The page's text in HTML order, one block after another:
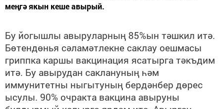
меңгә якын кеше авырый.
Бу йогышлы авыруларның 85%ын тәшкил итә.
Бөтендөнья сәламәтлекне саклау оешмасы
гриппка каршы вакцинация ясатырга тәкъдим
итә. Бу авырудан саклануның һәм
иммунитетны ныгытуның бердәнбер дөрес
ысулы. 90% очракта вакцина авыруны